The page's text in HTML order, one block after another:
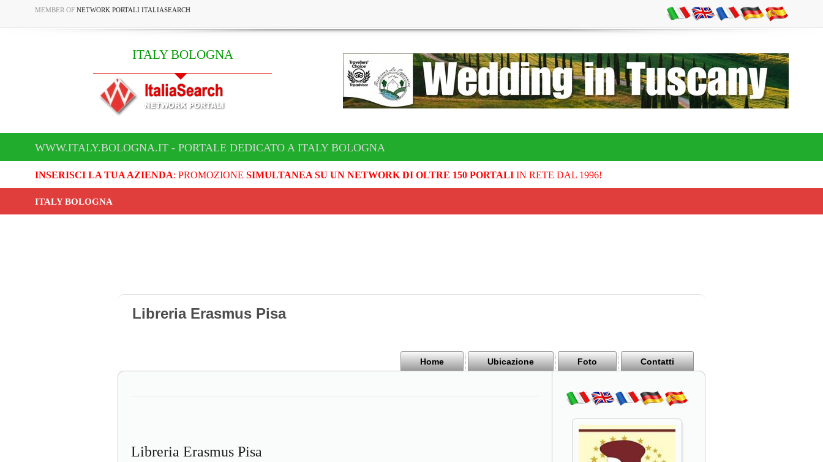
MEMBER OF NETWORK PORTALI ITALIASEARCH
ITALY BOLOGNA
WWW.ITALY.BOLOGNA.IT - PORTALE DEDICATO A ITALY BOLOGNA
INSERISCI LA TUA AZIENDA: PROMOZIONE SIMULTANEA SU UN NETWORK DI OLTRE 150 PORTALIIN RETE DAL 1996!
ITALY BOLOGNA
Libreria Erasmus Pisa
Home Ubicazione Foto Contatti
Libreria Erasmus Pisa